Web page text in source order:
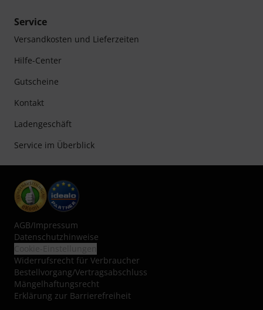
Service
Versandkosten und Lieferzeiten
Hilfe-Center
Gutscheine
Kontakt
Ladengeschäft
Service im Überblick
AGB/Impressum
Datenschutzhinweise
Widerrufsrecht für Verbraucher
Bestellvorgang/Vertragsabschluss
Mängelhaftungsrecht
Erklärung zur Barrierefreiheit